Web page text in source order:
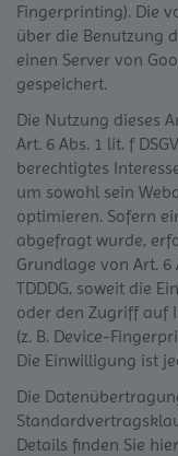
Fingerprinting). Die
über die Benutzung
einen Server von
gespeichert.
Die Nutzung dieses
Art. 6 Abs. 1 lit. f
berechtigtes
um sowohl sein
optimieren. Sofern
abgefragt wurde,
Grundlage von Art. 6
TDDDG, soweit die
oder den Zugriff auf
(z. B. Device-
Die Einwilligung ist
Die
Details finden Sie